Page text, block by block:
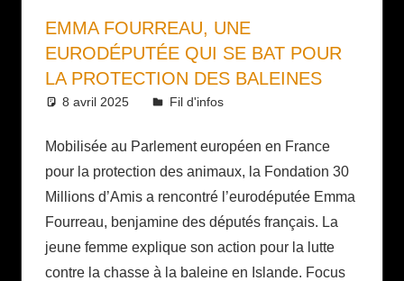
EMMA FOURREAU, UNE
EURODÉPUTÉE QUI SE BAT POUR
LA PROTECTION DES BALEINES
8 avril 2025 Daniel
Fil d'infos
Mobilisée au Parlement européen en France
pour la protection des animaux, la Fondation 30
Millions d’Amis a rencontré l’eurodéputée Emma
Fourreau, benjamine des députés français. La
jeune femme explique son action pour la lutte
contre la chasse à la baleine en Islande. Focus